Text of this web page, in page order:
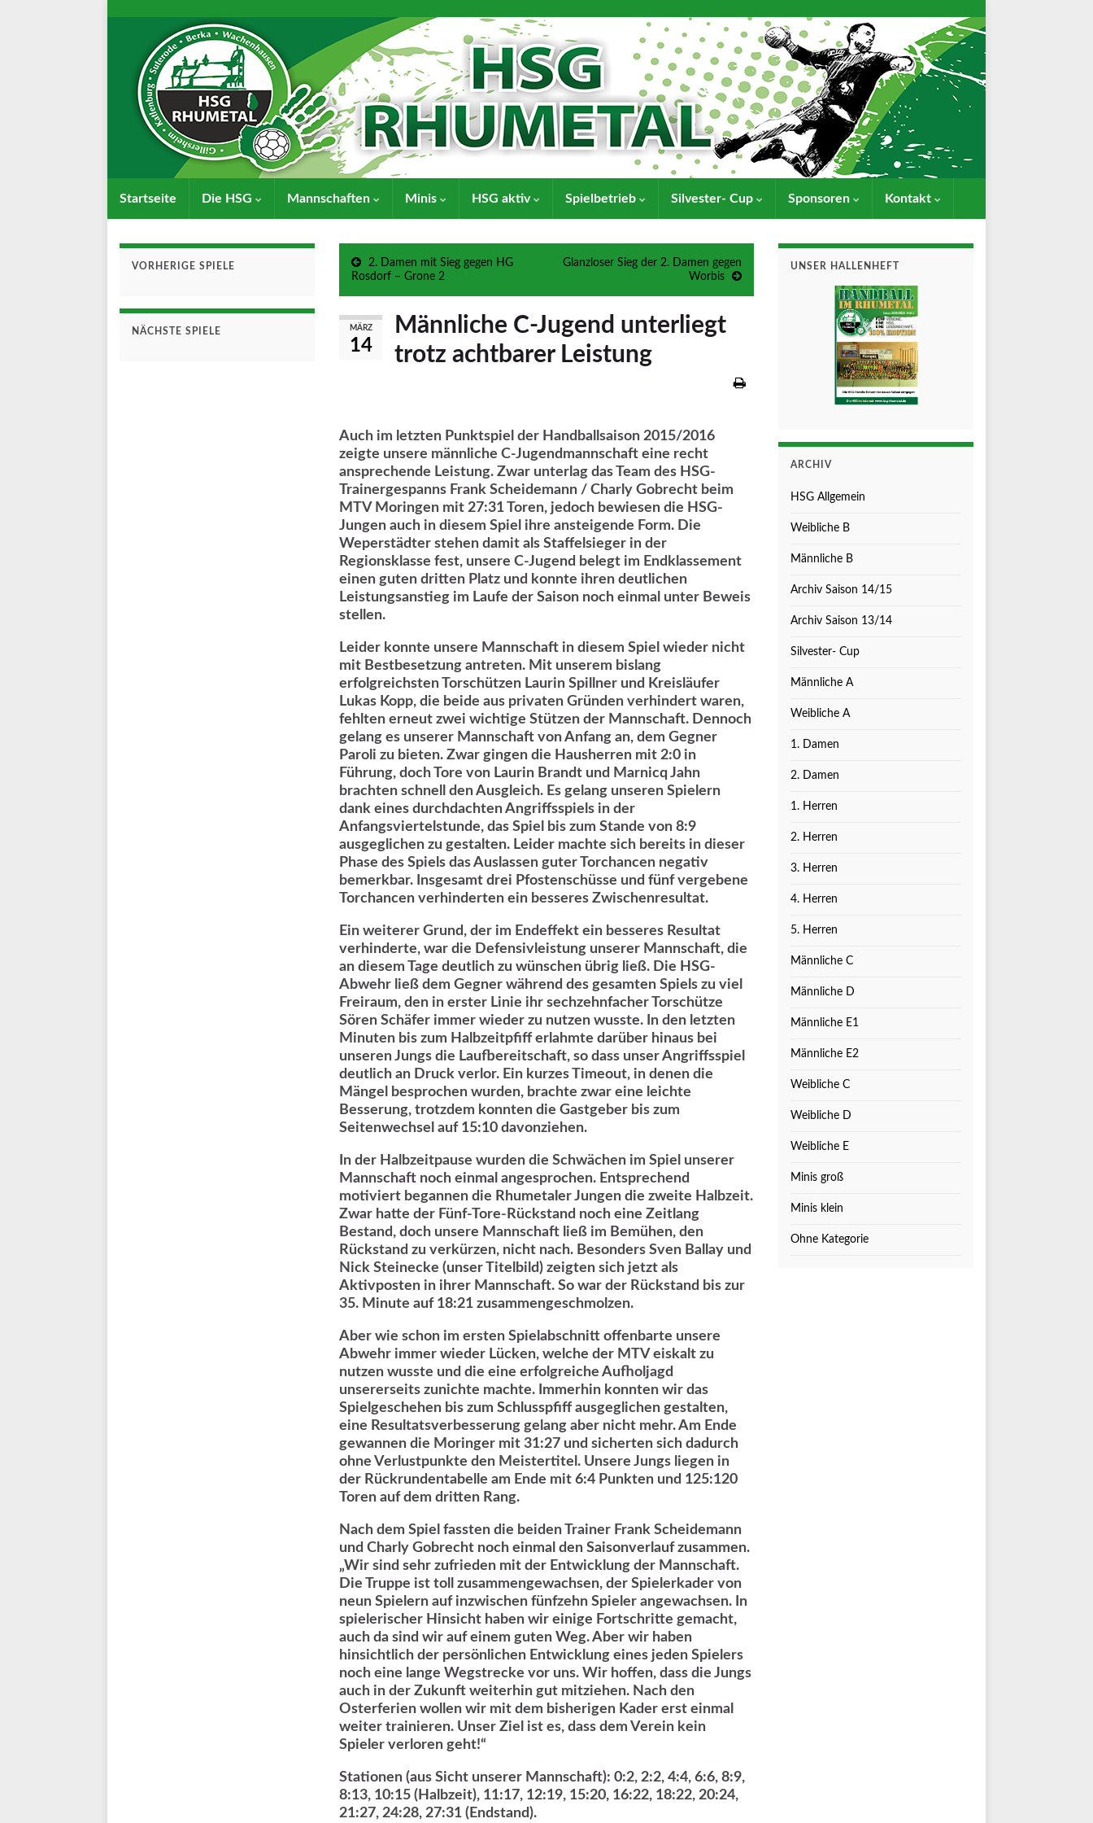
Startseite Die HSG Mannschaften Minis HSG aktiv Spielbetrieb Silvester- Cup Sponsoren Kontakt
2. Damen mit Sieg gegen HG
Rosdorf – Grone 2
Glanzloser Sieg der 2. Damen gegen
Worbis
MÄRZ
14
Männliche C-Jugend unterliegt
trotz achtbarer Leistung
Auch im letzten Punktspiel der Handballsaison 2015/2016
zeigte unsere männliche C-Jugendmannschaft eine recht
ansprechende Leistung. Zwar unterlag das Team des HSG-
Trainergespanns Frank Scheidemann / Charly Gobrecht beim
MTV Moringen mit 27:31 Toren, jedoch bewiesen die HSG-
Jungen auch in diesem Spiel ihre ansteigende Form. Die
Weperstädter stehen damit als Staffelsieger in der
Regionsklasse fest, unsere C-Jugend belegt im Endklassement
einen guten dritten Platz und konnte ihren deutlichen
Leistungsanstieg im Laufe der Saison noch einmal unter Beweis
stellen.
Leider konnte unsere Mannschaft in diesem Spiel wieder nicht
mit Bestbesetzung antreten. Mit unserem bislang
erfolgreichsten Torschützen Laurin Spillner und Kreisläufer
Lukas Kopp, die beide aus privaten Gründen verhindert waren,
fehlten erneut zwei wichtige Stützen der Mannschaft. Dennoch
gelang es unserer Mannschaft von Anfang an, dem Gegner
Paroli zu bieten. Zwar gingen die Hausherren mit 2:0 in
Führung, doch Tore von Laurin Brandt und Marnicq Jahn
brachten schnell den Ausgleich. Es gelang unseren Spielern
dank eines durchdachten Angriffsspiels in der
Anfangsviertelstunde, das Spiel bis zum Stande von 8:9
ausgeglichen zu gestalten. Leider machte sich bereits in dieser
Phase des Spiels das Auslassen guter Torchancen negativ
bemerkbar. Insgesamt drei Pfostenschüsse und fünf vergebene
Torchancen verhinderten ein besseres Zwischenresultat.
Ein weiterer Grund, der im Endeffekt ein besseres Resultat
verhinderte, war die Defensivleistung unserer Mannschaft, die
an diesem Tage deutlich zu wünschen übrig ließ. Die HSG-
Abwehr ließ dem Gegner während des gesamten Spiels zu viel
Freiraum, den in erster Linie ihr sechzehnfacher Torschütze
Sören Schäfer immer wieder zu nutzen wusste. In den letzten
Minuten bis zum Halbzeitpfiff erlahmte darüber hinaus bei
unseren Jungs die Laufbereitschaft, so dass unser Angriffsspiel
deutlich an Druck verlor. Ein kurzes Timeout, in denen die
Mängel besprochen wurden, brachte zwar eine leichte
Besserung, trotzdem konnten die Gastgeber bis zum
Seitenwechsel auf 15:10 davonziehen.
In der Halbzeitpause wurden die Schwächen im Spiel unserer
Mannschaft noch einmal angesprochen. Entsprechend
motiviert begannen die Rhumetaler Jungen die zweite Halbzeit.
Zwar hatte der Fünf-Tore-Rückstand noch eine Zeitlang
Bestand, doch unsere Mannschaft ließ im Bemühen, den
Rückstand zu verkürzen, nicht nach. Besonders Sven Ballay und
Nick Steinecke (unser Titelbild) zeigten sich jetzt als
Aktivposten in ihrer Mannschaft. So war der Rückstand bis zur
35. Minute auf 18:21 zusammengeschmolzen.
Aber wie schon im ersten Spielabschnitt offenbarte unsere
Abwehr immer wieder Lücken, welche der MTV eiskalt zu
nutzen wusste und die eine erfolgreiche Aufholjagd
unsererseits zunichte machte. Immerhin konnten wir das
Spielgeschehen bis zum Schlusspfiff ausgeglichen gestalten,
eine Resultatsverbesserung gelang aber nicht mehr. Am Ende
gewannen die Moringer mit 31:27 und sicherten sich dadurch
ohne Verlustpunkte den Meistertitel. Unsere Jungs liegen in
der Rückrundentabelle am Ende mit 6:4 Punkten und 125:120
Toren auf dem dritten Rang.
Nach dem Spiel fassten die beiden Trainer Frank Scheidemann
und Charly Gobrecht noch einmal den Saisonverlauf zusammen.
„Wir sind sehr zufrieden mit der Entwicklung der Mannschaft.
Die Truppe ist toll zusammengewachsen, der Spielerkader von
neun Spielern auf inzwischen fünfzehn Spieler angewachsen. In
spielerischer Hinsicht haben wir einige Fortschritte gemacht,
auch da sind wir auf einem guten Weg. Aber wir haben
hinsichtlich der persönlichen Entwicklung eines jeden Spielers
noch eine lange Wegstrecke vor uns. Wir hoffen, dass die Jungs
auch in der Zukunft weiterhin gut mitziehen. Nach den
Osterferien wollen wir mit dem bisherigen Kader erst einmal
weiter trainieren. Unser Ziel ist es, dass dem Verein kein
Spieler verloren geht!“
Stationen (aus Sicht unserer Mannschaft): 0:2, 2:2, 4:4, 6:6, 8:9,
8:13, 10:15 (Halbzeit), 11:17, 12:19, 15:20, 16:22, 18:22, 20:24,
21:27, 24:28, 27:31 (Endstand).
VORHERIGE SPIELE
NÄCHSTE SPIELE
UNSER HALLENHEFT
ARCHIV
HSG Allgemein
Weibliche B
Männliche B
Archiv Saison 14/15
Archiv Saison 13/14
Silvester- Cup
Männliche A
Weibliche A
1. Damen
2. Damen
1. Herren
2. Herren
3. Herren
4. Herren
5. Herren
Männliche C
Männliche D
Männliche E1
Männliche E2
Weibliche C
Weibliche D
Weibliche E
Minis groß
Minis klein
Ohne Kategorie